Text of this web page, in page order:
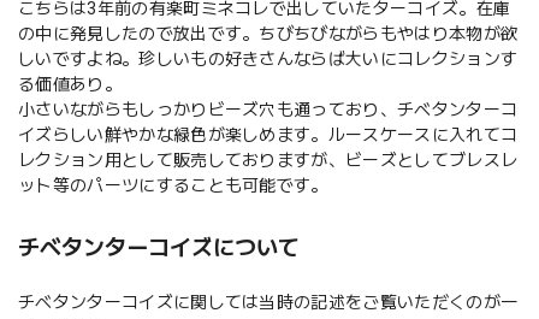
こちらは3年前の有楽町ミネコレで出していたターコイズ。在庫
の中に発見したので放出です。ちびちびながらもやはり本物が欲
しいですよね。珍しいもの好きさんならば大いにコレクションす
る価値あり。
小さいながらもしっかりビーズ穴も通っており、チベタンターコ
イズらしい鮮やかな緑色が楽しめます。ルースケースに入れてコ
レクション用として販売しておりますが、ビーズとしてブレスレ
ット等のパーツにすることも可能です。
チベタンターコイズについて
チベタンターコイズに関しては当時の記述をご覧いただくのが一